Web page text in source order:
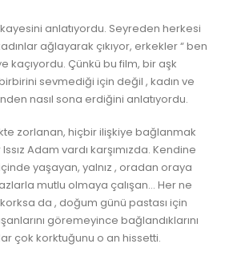
anlatıyordu. Seyreden herkesi
ağlayarak çıkıyor, erkekler “ ben
kaçıyordu. Çünkü bu film, bir aşk
sevmediği için değil , kadın ve
nasıl sona erdiğini anlatıyordu.
zorlanan, hiçbir ilişkiye bağlanmak
Adam vardı karşımızda. Kendine
yaşayan, yalnız , oradan oraya
mutlu olmaya çalışan… Her ne
da , doğum günü pastası için
göremeyince bağlandıklarını
çok korktuğunu o an hissetti.